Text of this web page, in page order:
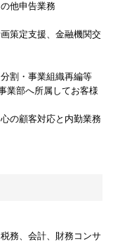
他申告業務
策定支援、金融機関交
割・事業組織再編等
業部へ所属してお客様
の顧客対応と内勤業務
務、会計、財務コンサ